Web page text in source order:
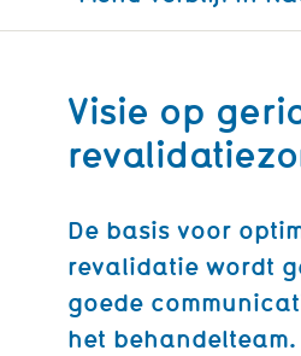
Visie op
De basis voor
revalidatie wordt
goede
het